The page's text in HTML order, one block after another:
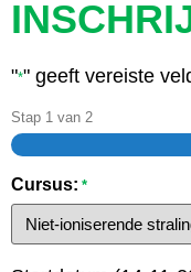
"*" geeft vereiste
Stap 1 van 2
Cursus: *